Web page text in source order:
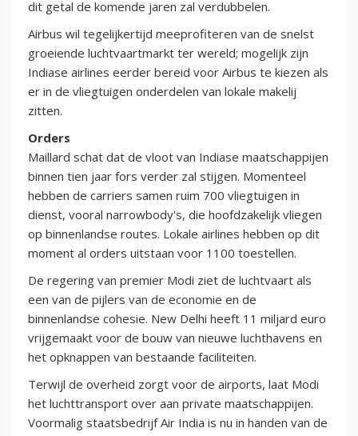
dit getal de komende jaren zal verdubbelen.
Airbus wil tegelijkertijd meeprofiteren van de snelst
groeiende luchtvaartmarkt ter wereld; mogelijk zijn
Indiase airlines eerder bereid voor Airbus te kiezen als
er in de vliegtuigen onderdelen van lokale makelij
zitten.
Orders
Maillard schat dat de vloot van Indiase maatschappijen
binnen tien jaar fors verder zal stijgen. Momenteel
hebben de carriers samen ruim 700 vliegtuigen in
dienst, vooral narrowbody's, die hoofdzakelijk vliegen
op binnenlandse routes. Lokale airlines hebben op dit
moment al orders uitstaan voor 1100 toestellen.
De regering van premier Modi ziet de luchtvaart als
een van de pijlers van de economie en de
binnenlandse cohesie. New Delhi heeft 11 miljard euro
vrijgemaakt voor de bouw van nieuwe luchthavens en
het opknappen van bestaande faciliteiten.
Terwijl de overheid zorgt voor de airports, laat Modi
het luchttransport over aan private maatschappijen.
Voormalig staatsbedrijf Air India is nu in handen van de